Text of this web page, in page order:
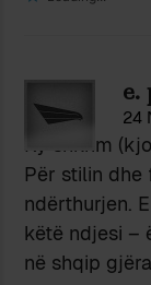
e.
24
Ky shkrim
Për stilin dhe
ndërthurjen.
këtë ndjesi –
në shqip